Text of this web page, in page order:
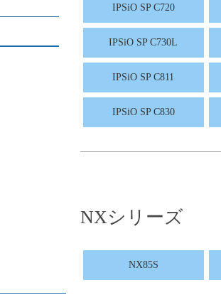
IPSiO SP C720
IPSiO SP C730L
IPSiO SP C811
IPSiO SP C830
NXシリーズ
NX85S